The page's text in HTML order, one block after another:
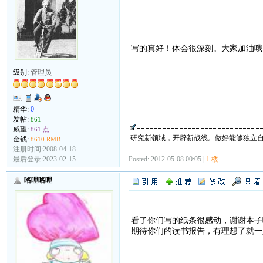
级别: 管理员
精华: 0
发帖: 861
威望: 861 点
金钱: 8610 RMB
注册时间:2008-04-18
最后登录:2023-02-15
写的真好！体会很深刻。大家加油
研究新领域，开辟新战线。做好能够独立
Posted: 2012-05-08 00:05 | 1 楼
咯哩咯哩
看了你们写的纸条很感动，谢谢本
期待你们的读书报告，有理想了就